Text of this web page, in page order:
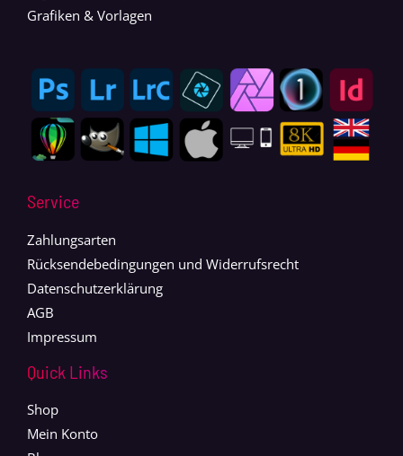
Grafiken & Vorlagen
Service
Zahlungsarten
Rücksendebedingungen und Widerrufsrecht
Datenschutzerklärung
AGB
Impressum
Quick Links
Shop
Mein Konto